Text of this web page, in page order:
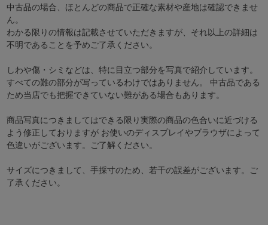
中古品の場合、ほとんどの商品で正確な素材や産地は確認できませ
ん。
わかる限りの情報は記載させていただきますが、それ以上の詳細は
不明であることを予めご了承ください。
しわや傷・シミなどは、特に目立つ部分を写真で紹介しています。
すべての難の部分が写っているわけではありません。 中古品である
ため当店でも把握できていない難がある場合もあります。
商品写真につきましてはできる限り実際の商品の色合いに近づける
よう修正しておりますが お使いのディスプレイやブラウザによって
色違いがございます。ご了解ください。
サイズにつきまして、手採寸のため、若干の誤差がございます。ご
了承ください。